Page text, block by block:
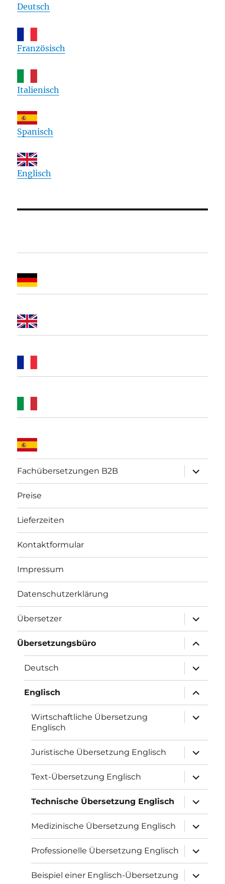
Deutsch
Französisch
Italienisch
Spanisch
Englisch
Fachübersetzungen B2B
öffnen
Preise
Lieferzeiten
Kontaktformular
Impressum
Datenschutzerklärung
Übersetzer
öffnen
Übersetzungsbüro
öffnen
Deutsch
öffnen
Englisch
öffnen
Wirtschaftliche Übersetzung
Englisch
öffnen
Juristische Übersetzung Englisch
öffnen
Text-Übersetzung Englisch
öffnen
Technische Übersetzung Englisch
öffnen
Medizinische Übersetzung Englisch
öffnen
Professionelle Übersetzung Englisch
öffnen
Beispiel einer Englisch-Übersetzung
öffnen